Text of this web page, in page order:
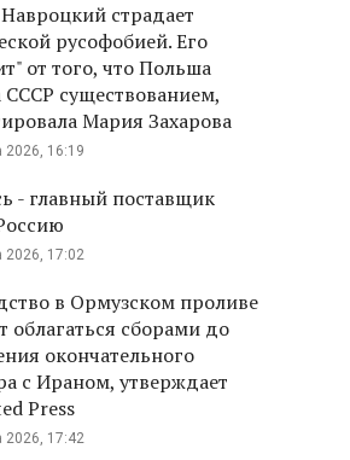
страдает
русофобией. Его
от того, что Польша
СССР существованием,
Мария Захарова
2026, 16:19
- главный поставщик
2026, 17:02
в Ормузском проливе
облагаться сборами до
окончательного
с Ираном, утверждает
Press
2026, 17:42